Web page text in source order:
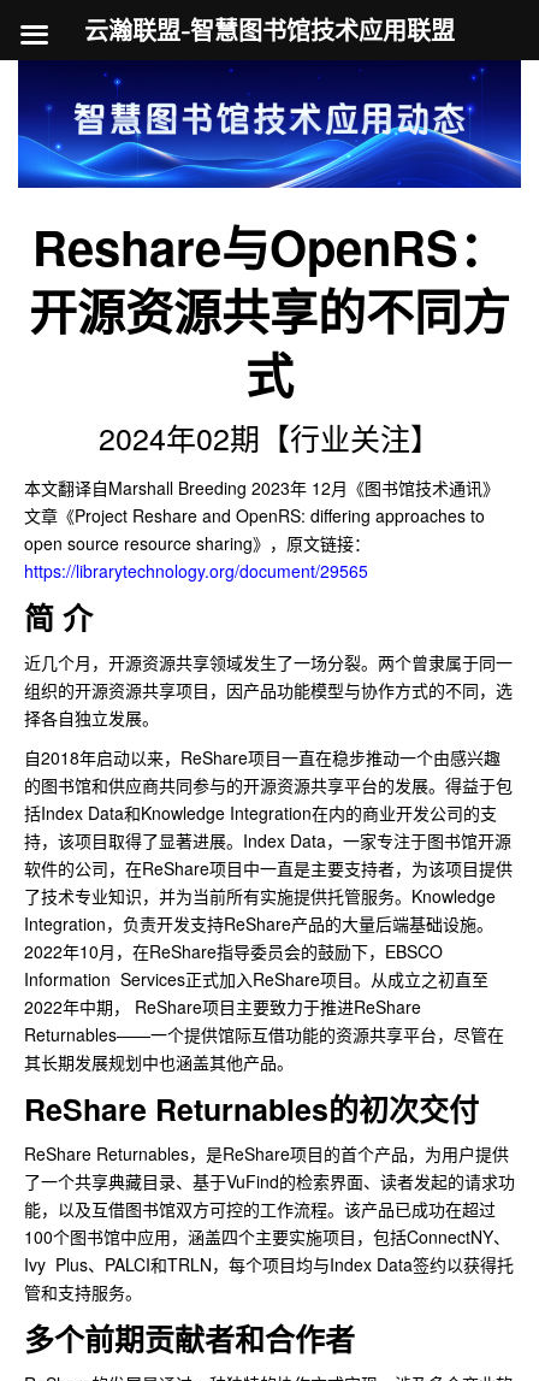
至
内
容
Reshare与OpenRS：
开源资源共享的不同方
式
2024年02期【行业关注】
本文翻译自Marshall Breeding 2023年 12月《图书馆技术通讯》
文章《Project Reshare and OpenRS: differing approaches to
open source resource sharing》，原文链接：
https://librarytechnology.org/document/29565
简 介
近几个月，开源资源共享领域发生了一场分裂。两个曾隶属于同一
组织的开源资源共享项目，因产品功能模型与协作方式的不同，选
择各自独立发展。
自2018年启动以来，ReShare项目一直在稳步推动一个由感兴趣
的图书馆和供应商共同参与的开源资源共享平台的发展。得益于包
括Index Data和Knowledge Integration在内的商业开发公司的支
持，该项目取得了显著进展。Index Data，一家专注于图书馆开源
软件的公司，在ReShare项目中一直是主要支持者，为该项目提供
了技术专业知识，并为当前所有实施提供托管服务。Knowledge
Integration，负责开发支持ReShare产品的大量后端基础设施。
2022年10月，在ReShare指导委员会的鼓励下，EBSCO
Information Services正式加入ReShare项目。从成立之初直至
2022年中期， ReShare项目主要致力于推进ReShare
Returnables——一个提供馆际互借功能的资源共享平台，尽管在
其长期发展规划中也涵盖其他产品。
ReShare Returnables的初次交付
ReShare Returnables，是ReShare项目的首个产品，为用户提供
了一个共享典藏目录、基于VuFind的检索界面、读者发起的请求功
能，以及互借图书馆双方可控的工作流程。该产品已成功在超过
100个图书馆中应用，涵盖四个主要实施项目，包括ConnectNY、
Ivy Plus、PALCI和TRLN，每个项目均与Index Data签约以获得托
管和支持服务。
多个前期贡献者和合作者
云瀚联盟-智慧图书馆技术应用联盟